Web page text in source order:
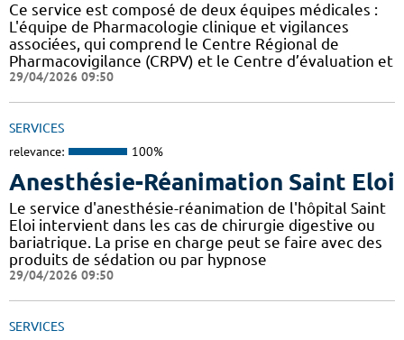
Ce service est composé de deux équipes médicales :
L'équipe de Pharmacologie clinique et vigilances
associées, qui comprend le Centre Régional de
Pharmacovigilance (CRPV) et le Centre d’évaluation et
29/04/2026 09:50
SERVICES
relevance: 100%
Anesthésie-Réanimation Saint Eloi
Le service d'anesthésie-réanimation de l'hôpital Saint
Eloi intervient dans les cas de chirurgie digestive ou
bariatrique. La prise en charge peut se faire avec des
produits de sédation ou par hypnose
29/04/2026 09:50
SERVICES